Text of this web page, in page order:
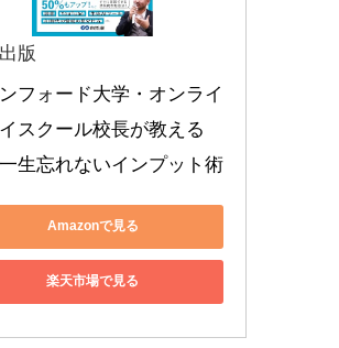
版
フォード大学・オンライ
スクール校長が教える
生忘れないインプット術
Amazonで見る
楽天市場で見る